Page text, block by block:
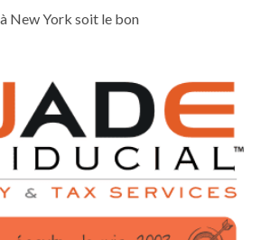
New York soit le bon